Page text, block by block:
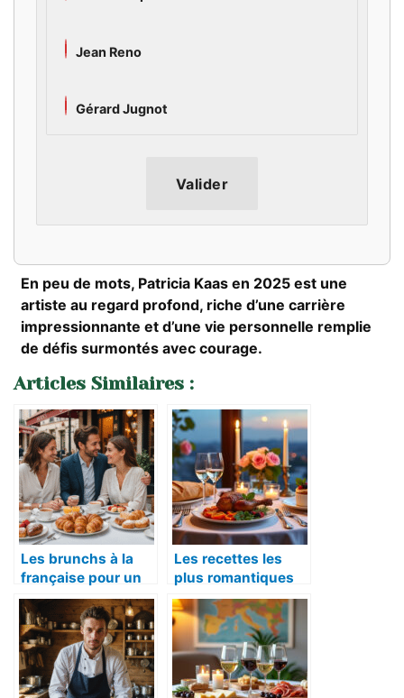
Jean Reno
Gérard Jugnot
Valider
En peu de mots, Patricia Kaas en 2025 est une
artiste au regard profond, riche d’une carrière
impressionnante et d’une vie personnelle remplie
de défis surmontés avec courage.
Articles Similaires :
Les brunchs à la
française pour un
dimanche
amoureux
Les recettes les
plus romantiques
de la cuisine
française